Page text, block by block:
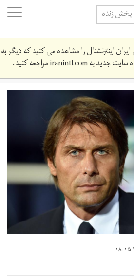
پخش زنده
اینترنشنال را مشاهده می کنید که دیگر به
سایت جدید بهiranintl.comمراجعه کنید.